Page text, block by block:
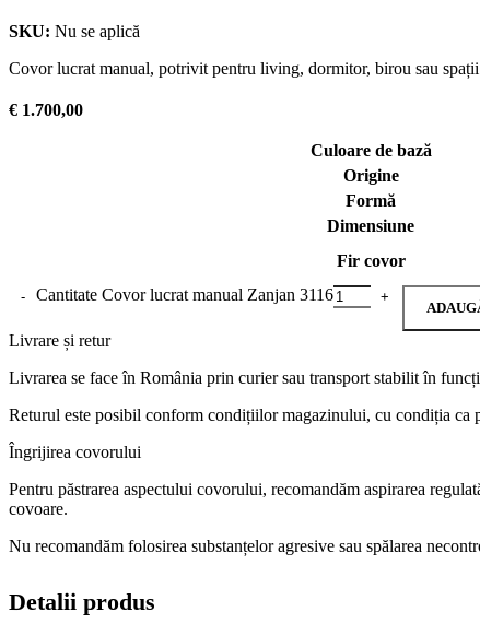
SKU: Nu se aplică
Covor lucrat manual, potrivit pentru living, dormitor, birou sau
€ 1.700,00
Culoare de bază
Origine
Formă
Dimensiune
Fir covor
Cantitate Covor lucrat manual Zanjan 3116
Livrare și retur
Livrarea se face în România prin curier sau transport stabilit în
Returul este posibil conform condițiilor magazinului, cu condiția ca
Îngrijirea covorului
Pentru păstrarea aspectului covorului, recomandăm aspirarea
covoare.
Nu recomandăm folosirea substanțelor agresive sau spălarea
Detalii produs